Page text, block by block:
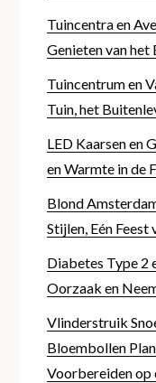
Tuincentra en
Genieten van het
Tuincentrum en
Tuin, het
LED Kaarsen en
en Warmte in de
Blond
Stijlen, Eén Feest
Diabetes Type 2
Oorzaak en
Vlinderstruik
Bloembollen
Voorbereiden op